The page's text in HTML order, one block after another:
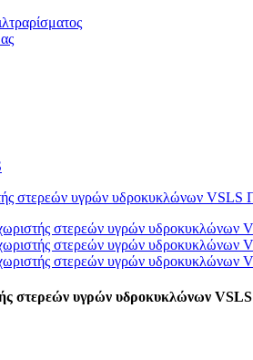
στερεών υγρών υδροκυκλώνων VSLS